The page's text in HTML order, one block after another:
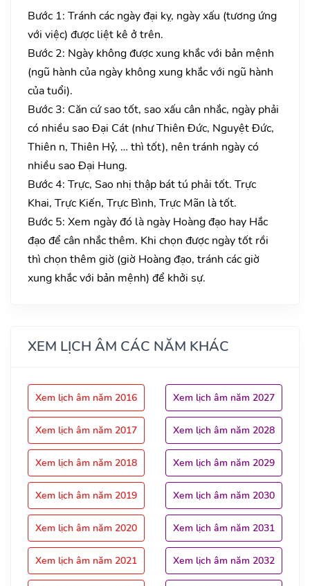
Bước 1: Tránh các ngày đại kỵ, ngày xấu (tương ứng
với việc) được liệt kê ở trên.
Bước 2: Ngày không được xung khắc với bản mệnh
(ngũ hành của ngày không xung khắc với ngũ hành
của tuổi).
Bước 3: Căn cứ sao tốt, sao xấu cân nhắc, ngày phải
có nhiều sao Đại Cát (như Thiên Đức, Nguyệt Đức,
Thiên n, Thiên Hỷ, … thì tốt), nên tránh ngày có
nhiều sao Đại Hung.
Bước 4: Trực, Sao nhị thập bát tú phải tốt. Trực
Khai, Trực Kiến, Trực Bình, Trực Mãn là tốt.
Bước 5: Xem ngày đó là ngày Hoàng đạo hay Hắc
đạo để cân nhắc thêm. Khi chọn được ngày tốt rồi
thì chọn thêm giờ (giờ Hoàng đạo, tránh các giờ
xung khắc với bản mệnh) để khởi sự.
XEM LỊCH ÂM CÁC NĂM KHÁC
Xem lịch âm năm 2016
Xem lịch âm năm 2017
Xem lịch âm năm 2018
Xem lịch âm năm 2019
Xem lịch âm năm 2020
Xem lịch âm năm 2021
Xem lịch âm năm 2027
Xem lịch âm năm 2028
Xem lịch âm năm 2029
Xem lịch âm năm 2030
Xem lịch âm năm 2031
Xem lịch âm năm 2032